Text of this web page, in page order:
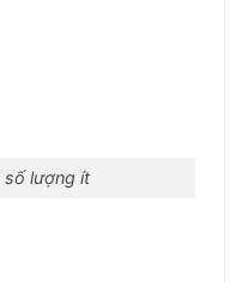
số lượng ít